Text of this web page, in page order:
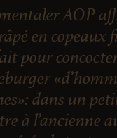
AOP
en copeaux
pour
dans un
à l’ancienne